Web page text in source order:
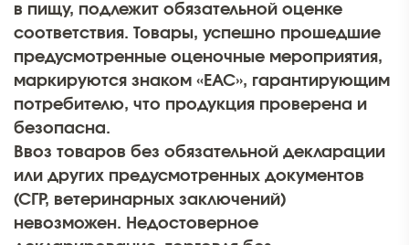
в пищу, подлежит обязательной оценке
соответствия. Товары, успешно прошедшие
предусмотренные оценочные мероприятия,
маркируются знаком «ЕАС», гарантирующим
потребителю, что продукция проверена и
безопасна.
Ввоз товаров без обязательной декларации
или других предусмотренных документов
(СГР, ветеринарных заключений)
невозможен. Недостоверное